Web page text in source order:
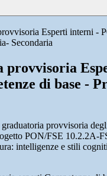
Esperti interni -
Secondaria
provvisoria
di base -
provvisoria
PON/FSE 10.2.2A-
intelligenze e stili